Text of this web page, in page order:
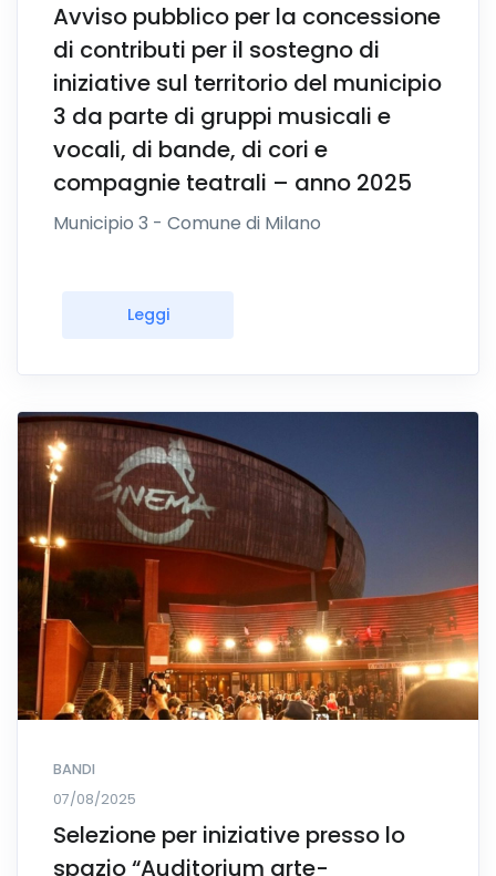
Avviso pubblico per la concessione
di contributi per il sostegno di
iniziative sul territorio del municipio
3 da parte di gruppi musicali e
vocali, di bande, di cori e
compagnie teatrali – anno 2025
Municipio 3 - Comune di Milano
Leggi
BANDI
07/08/2025
Selezione per iniziative presso lo
spazio “Auditorium arte-